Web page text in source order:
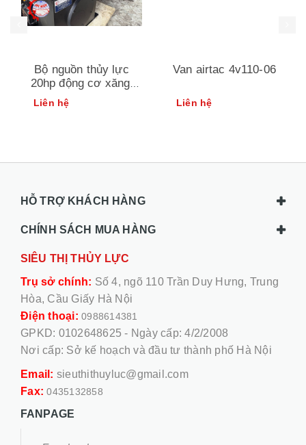
Bộ nguồn thủy lực
20hp động cơ xăng|
thiết bị xe cẩu an huy
Liên hệ
Van airtac 4v110-06
Liên hệ
HỖ TRỢ KHÁCH HÀNG
CHÍNH SÁCH MUA HÀNG
SIÊU THỊ THỦY LỰC
Trụ sở chính: Số 4, ngõ 110 Trần Duy Hưng, Trung
Hòa, Cầu Giấy Hà Nội
Điện thoại: 0988614381
GPKD: 0102648625 - Ngày cấp: 4/2/2008
Nơi cấp: Sở kế hoạch và đầu tư thành phố Hà Nội
Email: sieuthithuyluc@gmail.com
Fax:0435132858
FANPAGE